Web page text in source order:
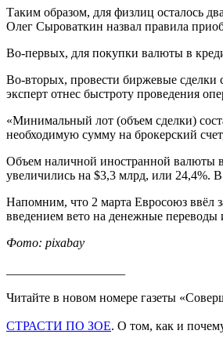
Таким образом, для физлиц осталось
Олег Сыроваткин назвал правила
Во-первых, для покупки валюты в
Во-вторых, провести биржевые сделки
эксперт отнес быстроту проведения
«Минимальный лот (объем сделки)
необходимую сумму на брокерский
Объем наличной иностранной валюты в
увеличились на $3,3 млрд, или 24,4%.
Напомним, что 2 марта Евросоюз ввёл
введением вето на денежные
Фото: pixabay
Читайте в новом номере газеты
СТРАСТИ ПО ЗОЕ. О том, как и